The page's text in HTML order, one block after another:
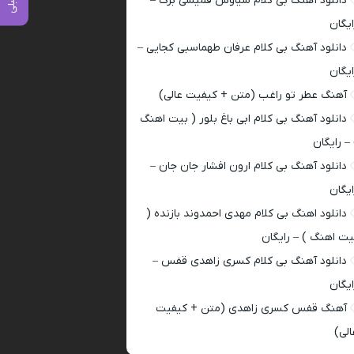
دانلود آهنگ بی کلام عرفان طهماسبی کجایی –
آهنگ عطر تو راغب (متن + کیفیت عالی)
دانلود آهنگ بی کلام ابی باغ بلور ( بیت اهنگ
– رایگان
دانلود آهنگ بی کلام ارون افشار جان جان –
دانلود اهنگ بی کلام مهدی احمدوند بازنده (
اهنگ ) – رایگان
دانلود آهنگ بی کلام کسری زاهدی قفس –
آهنگ قفس کسری زاهدی (متن + کیفیت